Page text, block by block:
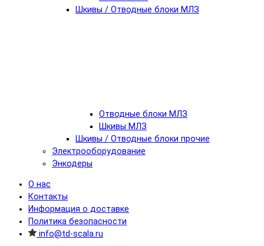
Шкивы / Отводные блоки МЛЗ
Отводные блоки МЛЗ
Шкивы МЛЗ
Шкивы / Отводные блоки прочие
Электрооборудование
Энкодеры
О нас
Контакты
Информация о доставке
Политика безопасности
info@td-scala.ru